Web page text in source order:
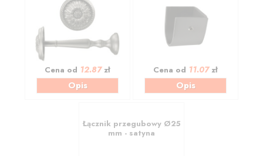
Cena od 12.87zł
Opis
Cena od 11.07zł
Opis
Łącznik przegubowy Ø25
mm - satyna